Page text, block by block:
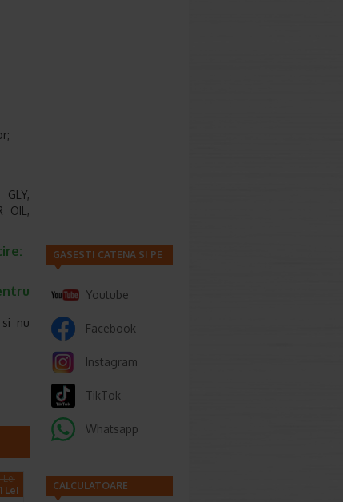
OIL,
nu
Lei
Lei
GASESTI CATENA SI PE
Youtube
Facebook
Instagram
TikTok
Whatsapp
CALCULATOARE